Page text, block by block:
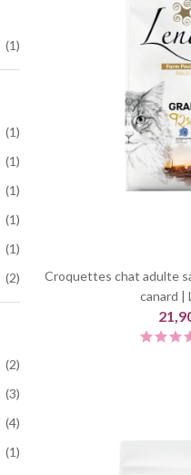
(1)
(1)
(1)
(1)
(1)
(1)
(2)
(2)
(3)
(4)
(1)
Croquettes chat adulte
canard |